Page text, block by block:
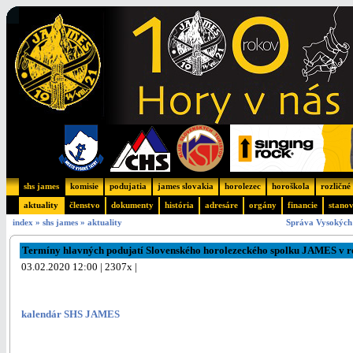
shs james komisie podujatia james slovakia horolezec horoškola rozličné
aktuality členstvo dokumenty história adresáre orgány financie
index » shs james » aktuality Správa
Termíny hlavných podujatí Slovenského horolezeckého spolku JAMES v
03.02.2020 12:00 | 2307x |
kalendár SHS JAMES